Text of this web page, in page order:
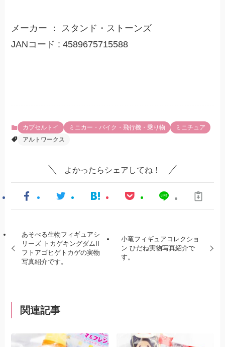
メーカー ： スタンド・ストーンズ
JANコード : 4589675715588
カプセルトイ ミニカー・バイク・飛行機・乗り物
ミニチュア
アルトワークス
よかったらシェアしてね！
あそべる生物フィギュアシ
リーズ トカゲキングダムII
フトアゴヒゲトカゲの実物
写真紹介です。
小竜フィギュアコレクショ
ン ひだね実物写真紹介で
す。
関連記事